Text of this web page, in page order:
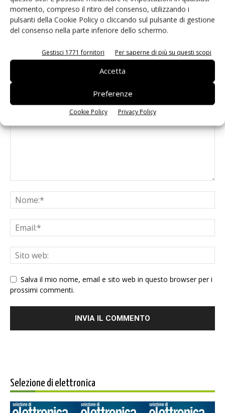
momento, compreso il ritiro del consenso, utilizzando i
pulsanti della Cookie Policy o cliccando sul pulsante di gestione
del consenso nella parte inferiore dello schermo.
Gestisci 1771 fornitori Per saperne di più su questi scopi
Accetta
Preferenze
Cookie Policy Privacy Policy
LASCIA UN COMMENTO
Salva il mio nome, email e sito web in questo browser per i
prossimi commenti.
Selezione di elettronica